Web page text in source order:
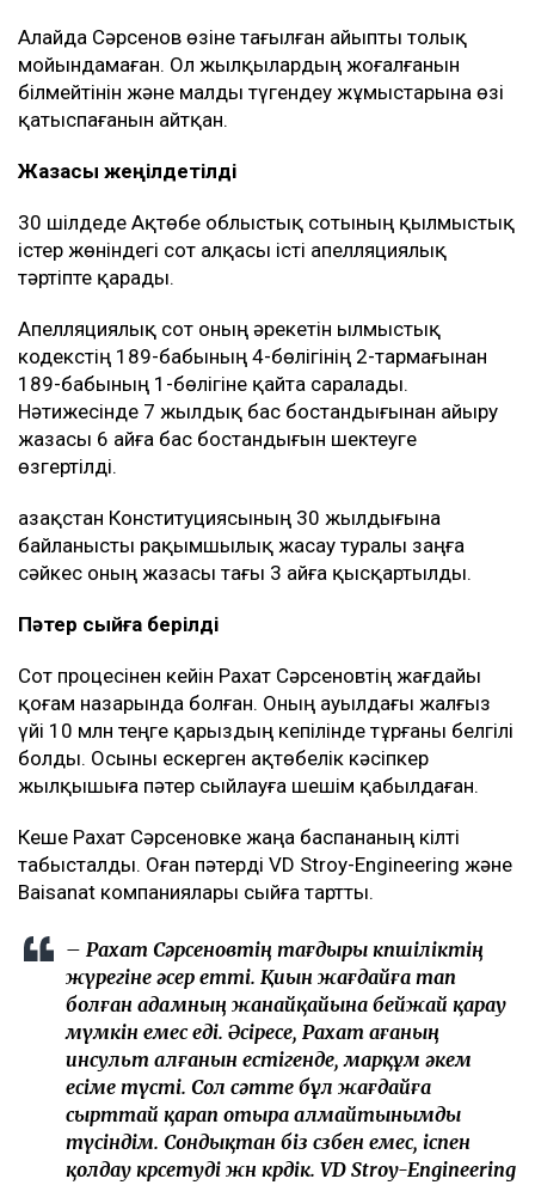
Алайда Сәрсенов өзіне тағылған айыпты толық
мойындамаған. Ол жылқылардың жоғалғанын
білмейтінін және малды түгендеу жұмыстарына өзі
қатыспағанын айтқан.
Жазасы жеңілдетілді
30 шілдеде Ақтөбе облыстық сотының қылмыстық
істер жөніндегі сот алқасы істі апелляциялық
тәртіпте қарады.
Апелляциялық сот оның әрекетін Қылмыстық
кодекстің 189-бабының 4-бөлігінің 2-тармағынан
189-бабының 1-бөлігіне қайта саралады.
Нәтижесінде 7 жылдық бас бостандығынан айыру
жазасы 6 айға бас бостандығын шектеуге
өзгертілді.
Қазақстан Конституциясының 30 жылдығына
байланысты рақымшылық жасау туралы заңға
сәйкес оның жазасы тағы 3 айға қысқартылды.
Пәтер сыйға берілді
Сот процесінен кейін Рахат Сәрсеновтің жағдайы
қоғам назарында болған. Оның ауылдағы жалғыз
үйі 10 млн теңге қарыздың кепілінде тұрғаны белгілі
болды. Осыны ескерген ақтөбелік кәсіпкер
жылқышыға пәтер сыйлауға шешім қабылдаған.
Кеше Рахат Сәрсеновке жаңа баспананың кілті
табысталды. Оған пәтерді VD Stroy-Engineering және
Baisanat компаниялары сыйға тартты.
– Рахат Сәрсеновтің тағдыры көпшіліктің
жүрегіне әсер етті. Қиын жағдайға тап
болған адамның жанайқайына бейжай қарау
мүмкін емес еді. Әсіресе, Рахат ағаның
инсульт алғанын естігенде, марқұм әкем
есіме түсті. Сол сәтте бұл жағдайға
сырттай қарап отыра алмайтынымды
түсіндім. Сондықтан біз сөзбен емес, іспен
қолдау көрсетуді жөн көрдік. VD Stroy-Engineering